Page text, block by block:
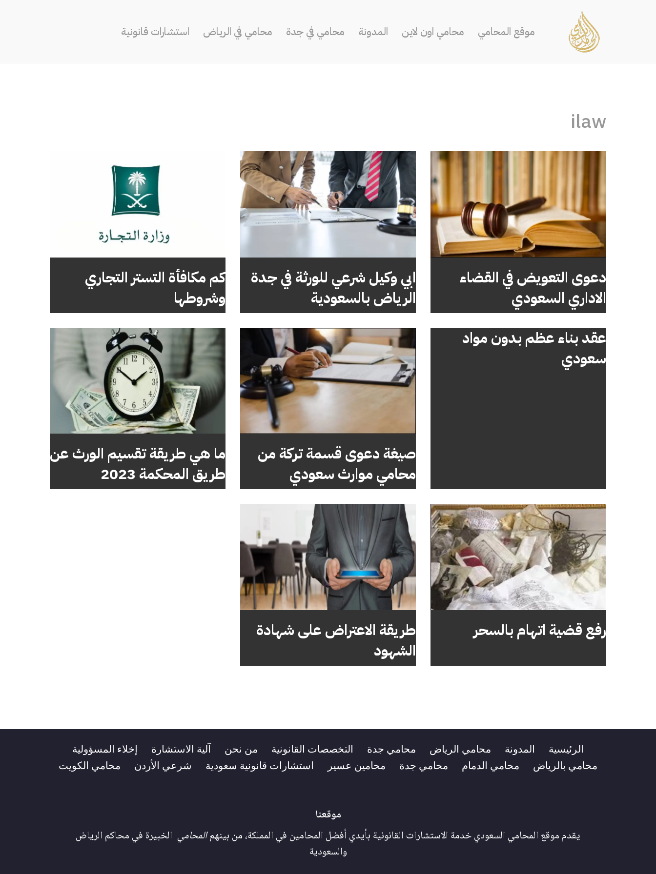
موقع المحامي محامي اون لاين المدونة محامي في جدة محامي في الرياض استشارات قانونية
ilaw
دعوى التعويض في القضاء
الاداري السعودي
ابي وكيل شرعي للورثة في جدة
الرياض بالسعودية
كم مكافأة التستر التجاري
وشروطها
عقد بناء عظم بدون مواد
سعودي
صيغة دعوى قسمة تركة من
محامي موارث سعودي
ما هي طريقة تقسيم الورث عن
طريق المحكمة 2023
رفع قضية اتهام بالسحر
طريقة الاعتراض على شهادة
الشهود
الرئيسية المدونة محامي الرياض محامي جدة التخصصات القانونية من نحن آلية الاستشارة
إخلاء المسؤولية
محامي بالرياض
محامي الدمام محامي جدة محامين عسير استشارات قانونية سعودية شرعي الأردن محامي الكويت
موقعنا
يقدم موقع المحامي السعودي خدمة الاستشارات القانونية بأيدي أفضل المحامين في المملكة، من بينهمالمحامي الخبيرة في محاكم الرياض
والسعودية